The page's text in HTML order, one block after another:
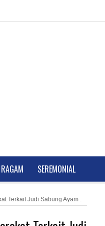
RAGAM SEREMONIAL
Terkait Judi Sabung Ayam .